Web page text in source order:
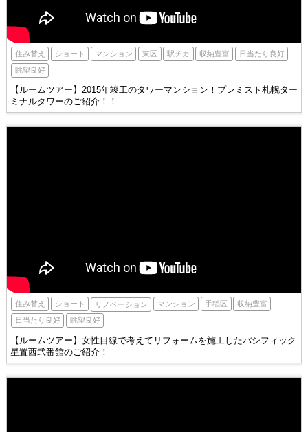
住み替え ショート マンション 東区 駅チカ 収納豊富
日当たり良好
眺望良好
【ルームツアー】2015年竣工のタワーマンション！プレミスト札幌ター
ミナルタワーのご紹介！！
住み替え ショート リノベーション マンション 手稲区 収納豊富
日当たり良好 眺望良好
【ルームツアー】女性目線で考えてリフォームを施工したパシフィック
星置西弐番館のご紹介！